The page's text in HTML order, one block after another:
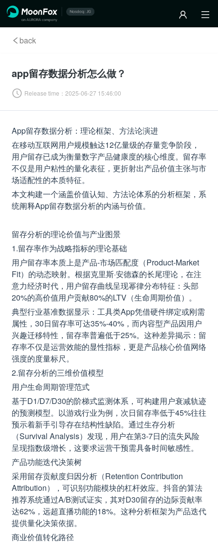
back
app留存数据分析怎么做？
Release time： 2025-06-27 15:46:00
App留存数据分析：理论框架、方法论演进
在移动互联网用户规模触达12亿量级的存量竞争阶段，
用户留存已成为衡量数字产品健康度的核心维度。留存率
不仅是用户粘性的量化表征，更折射出产品价值主张与市
场适配性的本质特征。
本文构建一个涵盖价值认知、方法论体系的分析框架，系
统阐释App留存数据分析的内涵与价值。
留存分析的理论价值与产业图景
1.留存率作为战略指标的理论基础
用户留存率本质上是产品-市场匹配度（Product-Market
Fit）的动态映射。根据克里斯·安德森的长尾理论，在注
意力经济时代，用户留存曲线呈现幂律分布特征：头部
20%的高价值用户贡献80%的LTV（生命周期价值）。
典型行业基准数据显示：工具类App凭借硬件绑定或刚需
属性，30日留存率可达35%-40%，而内容型产品因用户
兴趣迁移特性，留存率普遍低于25%。这种差异揭示：留
存率不仅是运营效能的显性指标，更是产品核心价值网络
强度的度量标尺。
2.留存分析的三维价值模型
用户生命周期管理范式
基于D1/D7/D30的阶梯式监测体系，可构建用户衰减轨迹
的预测模型。以游戏行业为例，次日留存率低于45%往往
预示着新手引导存在结构性缺陷。通过生存分析
（Survival Analysis）发现，用户在第3-7日的流失风险
呈现指数级增长，这要求运营干预需具备时间敏感性。
产品功能迭代决策树
采用留存贡献度归因分析（Retention Contribution
Attribution），可识别功能模块的杠杆效应。抖音的算法
推荐系统通过A/B测试证实，其对D30留存的边际贡献率
达62%，远超直播功能的18%。这种分析框架为产品迭代
提供量化决策依据。
商业价值转化路径